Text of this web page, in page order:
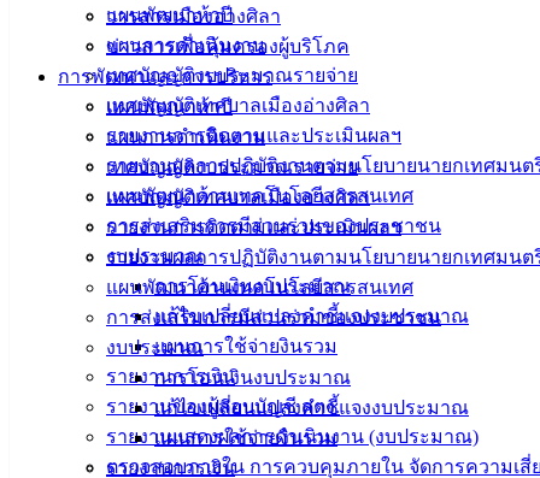
แผนพัฒนาห้าปี
แผนการดำเนินงาน
เทศบัญญัติงบประมาณรายจ่าย
เทศบัญญัติเทศบาลเมืองอ่างศิลา
รายงานการติดตามและประเมินผลฯ
รายงานผลการปฏิบัติงานตามนโยบายนายกเทศมนต
แผนพัฒนาด้านเทคโนโลยีสารสนเทศ
การส่งเสริมการมีส่วนร่วมของประชาชน
งบประมาณ
การโอนเงินงบประมาณ
แก้ไขเปลี่ยนแปลงคำชี้แจงงบประมาณ
แผนการใช้จ่ายงินรวม
รายงานการเงิน
รายงานของผู้สอบบัญชี สตง.
รายงานแสดงผลการดำเนินงาน (งบประมาณ)
ตรวจสอบภายใน การควบคุมภายใน จัดการความเสี่
วารสารเมืองอ่างศิลา
ข่าวสารเพื่อคุ้มครองผู้บริโภค
การพัฒนาและการบริหาร
แผนพัฒนาห้าปี
แผนการดำเนินงาน
เทศบัญญัติงบประมาณรายจ่าย
เทศบัญญัติเทศบาลเมืองอ่างศิลา
รายงานการติดตามและประเมินผลฯ
รายงานผลการปฏิบัติงานตามนโยบายนายกเทศมนต
แผนพัฒนาด้านเทคโนโลยีสารสนเทศ
การส่งเสริมการมีส่วนร่วมของประชาชน
งบประมาณ
การโอนเงินงบประมาณ
แก้ไขเปลี่ยนแปลงคำชี้แจงงบประมาณ
แผนการใช้จ่ายงินรวม
รายงานการเงิน
ต.เสม็ด อ.เมือง จ.ชลบุรี 20000
038-142-100-104
บริการประชาชน
ดาวน์โหลดแบบฟอร์ม, เอกสาร
คู่มือสำหรับประชาชน/คู่มือการปฏิบัติงาน
ข่าวสารน่ารู้
ศุนย์ข้อมูลข่าวสารอิเล็กทรอนิกส์
องค์ความรู้ (Knowledge Management)
ติดต่อเทศบาล
สายตรงนายก
ประวัติเทศบาล